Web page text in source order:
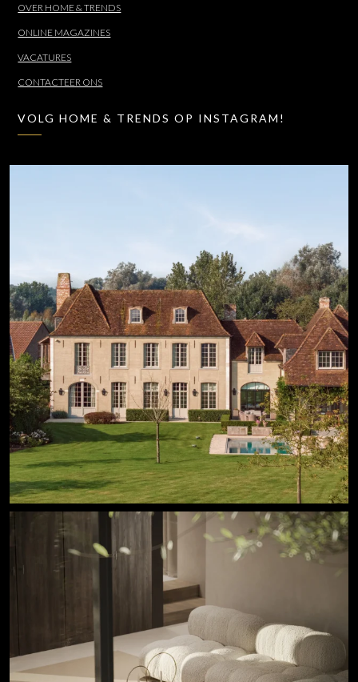
OVER HOME & TRENDS
ONLINE MAGAZINES
VACATURES
CONTACTEER ONS
VOLG HOME & TRENDS OP INSTAGRAM!